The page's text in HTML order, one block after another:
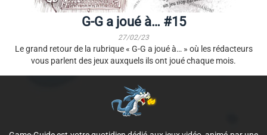
G-G a joué à… #15
27/02/23
Le grand retour de la rubrique « G-G a joué à… » où les rédacteurs
vous parlent des jeux auxquels ils ont joué chaque mois.